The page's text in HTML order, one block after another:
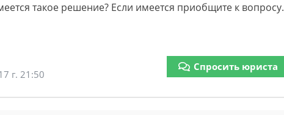
такое решение? Если имеется приобщите к вопросу.
г. 21:50
Спросить юриста